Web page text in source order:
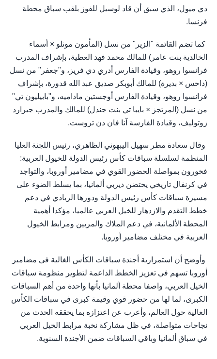
دي ميول، الذي سبق أن قاد لوسيل للفوز بلقب سباق محطة
فرنسا.
كما تضم القائمة "الزير" من نسل (المأمون مونلو × أسماء
الخالدية بنت عامر) للمالك محمد فهد العطية، بإشراف المدرب
فرانسوا روهو، وقيادة الفارس أدري دي فريز، و"جعفر" من نسل
(داحس × بديرة) للمالك أبوبكر صديق عبد الله قدورة، بإشراف
فرانسوا روهو، وقيادة الفارس أوجستين ماداميه، و"بابيليون تي"
من نسل (المرتجز × بايبا تي بنت جندل) للمالك والمدرب جيرارد
زوتوليف، وقيادة الفارسة آنا فان دن تروست.
وقال سعادة مطر سهيل اليبهوني الظاهري، رئيس اللجنة العليا
المنظمة لسلسلة سباقات كأس رئيس الدولة للخيول العربية:
فخورون بمواصلة الحضور القوي في مضامير أوروبا، والتواجد
في كرنفال تاريخي يحتضن ديربي ألمانيا، بما يسلط الضوء على
مسيرة سباقات كأس رئيس الدولة ودورها الريادي في دعم
خطط التقدم والازدهار للخيل العربي عالميا، مؤكدا أهمية
المحطة الألمانية، في دعم الملاك والمربين ومرابط الخيول
العربية في مختلف مضامير أوروبا.
وأوضح أن استمرارية أجندة سباقات الكأس الغالية في مضامير
أوروبا تسهم في تعزيز الخطط الداعمة لتطوير منظومة سباقات
الخيل العربي، واصفا محطة ألمانيا بأنها واحدة من أهم السباقات
الكبرى، لما لها من حضور قوي وقيمة كبرى في سباقات الكأس
الغالية حول العالم، وأعرب عن اعتزازه بما يحققه الحدث من
نجاحات متواصلة، في ظل مشاركة نخبة مرابط الخيل العربي
في سباق ألمانيا وباقي السباقات ضمن الأجندة السنوية.